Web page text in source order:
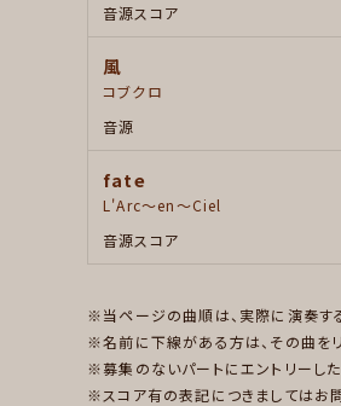
音源スコア
風
コブクロ
音源
fate
L'Arc～en～Ciel
音源スコア
当ページの曲順は、実際に演奏す
名前に下線がある方は、その曲を
募集のないパートにエントリーし
スコア有の表記につきましてはお